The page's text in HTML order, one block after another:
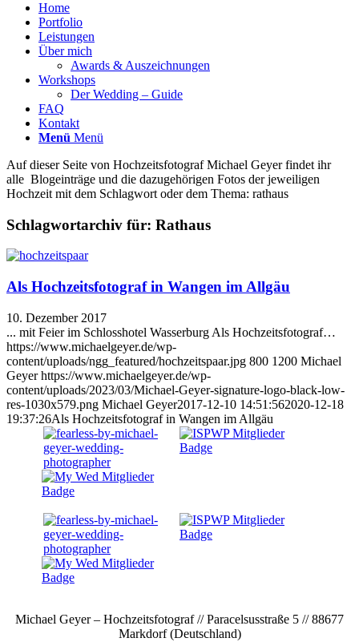
Home
Portfolio
Leistungen
Über mich
Awards & Auszeichnungen
Workshops
Der Wedding – Guide
FAQ
Kontakt
Menü Menü
Auf dieser Seite von Hochzeitsfotograf Michael Geyer findet ihr
alle Blogeinträge und die dazugehörigen Fotos der jeweiligen
Hochzeit mit dem Schlagwort oder dem Thema: rathaus
Schlagwortarchiv für: Rathaus
Als Hochzeitsfotograf in Wangen im Allgäu
10. Dezember 2017
... mit Feier im Schlosshotel Wasserburg Als Hochzeitsfotograf…
https://www.michaelgeyer.de/wp-
content/uploads/ngg_featured/hochzeitspaar.jpg 800 1200 Michael
Geyer https://www.michaelgeyer.de/wp-
content/uploads/2023/03/Michael-Geyer-signature-logo-black-low-
res-1030x579.png Michael Geyer2017-12-10 14:51:562020-12-18
19:37:26Als Hochzeitsfotograf in Wangen im Allgäu
Michael Geyer – Hochzeitsfotograf // Paracelsusstraße 5 // 88677
Markdorf (Deutschland)